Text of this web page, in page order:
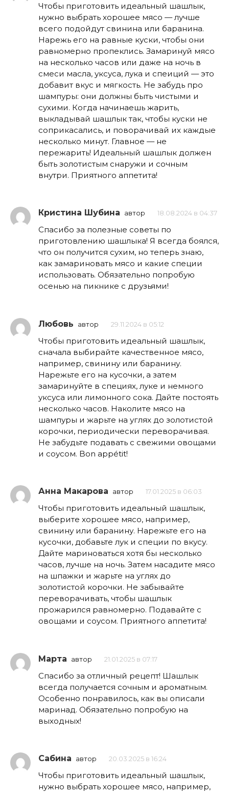
Чтобы приготовить идеальный шашлык,
нужно выбрать хорошее мясо — лучше
всего подойдут свинина или баранина.
Нарежь его на равные куски, чтобы они
равномерно пропеклись. Замаринуй мясо
на несколько часов или даже на ночь в
смеси масла, уксуса, лука и спеиций — это
добавит вкус и мягкость. Не забудь про
шампуры: они должны быть чистыми и
сухими. Когда начинаешь жарить,
выкладывай шашлык так, чтобы куски не
соприкасались, и поворачивай их каждые
несколько минут. Главное — не
пережарить! Идеальный шашлык должен
быть золотистым снаружи и сочным
внутри. Приятного аппетита!
Кристина Шубина автор 18.08.2024 в 04:37
Спасибо за полезные советы по
приготовлению шашлыка! Я всегда боялся,
что он получится сухим, но теперь знаю,
как замариновать мясо и какие специи
использовать. Обязательно попробую
осенью на пикнике с друзьями!
Любовь автор 29.11.2024 в 05:12
Чтобы приготовить идеальный шашлык,
сначала выбирайте качественное мясо,
например, свинину или баранину.
Нарежьте его на кусочки, а затем
замаринуйте в специях, луке и немного
уксуса или лимонного сока. Дайте постоять
несколько часов. Наколите мясо на
шампуры и жарьте на углях до золотистой
корочки, периодически переворачивая.
Не забудьте подавать с свежими овощами
и соусом. Bon appétit!
Анна Макарова автор 17.01.2025 в 06:03
Чтобы приготовить идеальный шашлык,
выберите хорошее мясо, например,
свинину или баранину. Нарежьте его на
кусочки, добавьте лук и специи по вкусу.
Дайте мариноваться хотя бы несколько
часов, лучше на ночь. Затем насадите мясо
на шпажки и жарьте на углях до
золотистой корочки. Не забывайте
переворачивать, чтобы шашлык
прожарился равномерно. Подавайте с
овощами и соусом. Приятного аппетита!
Марта автор 21.01.2025 в 07:17
Спасибо за отличный рецепт! Шашлык
всегда получается сочным и ароматным.
Особенно понравилось, как вы описали
маринад. Обязательно попробую на
выходных!
Сабина автор 20.03.2025 в 16:24
Чтобы приготовить идеальный шашлык,
нужно выбрать хорошее мясо, например,